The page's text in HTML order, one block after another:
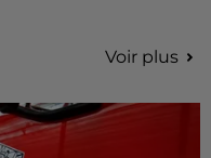
Voir plus